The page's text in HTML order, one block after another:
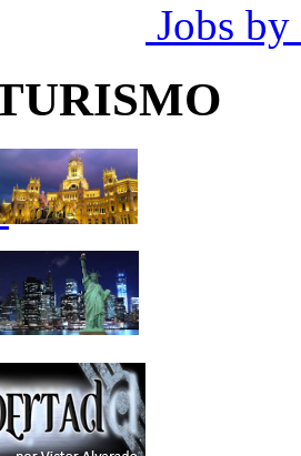
Jobs by